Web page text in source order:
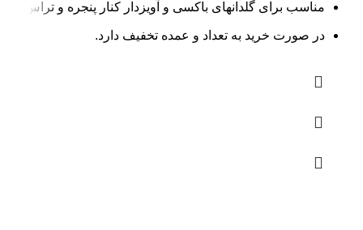
مناسب برای گلدانهای باکسی و آویزدار کنار پنجره و تراس
در صورت خرید به تعداد و عمده تخفیف دارد.